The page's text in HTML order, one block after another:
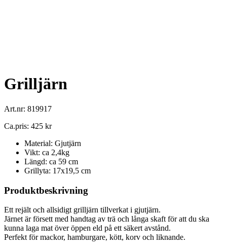
Grilljärn
Art.nr: 819917
Ca.pris: 425 kr
Material: Gjutjärn
Vikt: ca 2,4kg
Längd: ca 59 cm
Grillyta: 17x19,5 cm
Produktbeskrivning
Ett rejält och allsidigt grilljärn tillverkat i gjutjärn.
Järnet är försett med handtag av trä och långa skaft för att du ska
kunna laga mat över öppen eld på ett säkert avstånd.
Perfekt för mackor, hamburgare, kött, korv och liknande.